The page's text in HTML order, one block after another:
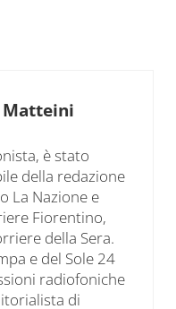
Matteini
è stato
della redazione
La Nazione e
Fiorentino,
della Sera.
e del Sole 24
radiofoniche
di